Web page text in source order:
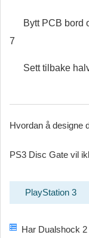
Bytt PCB bord
7
Sett tilbake
Hvordan å designe
PS3 Disc Gate vil
PlayStation 3
Har Dualshock